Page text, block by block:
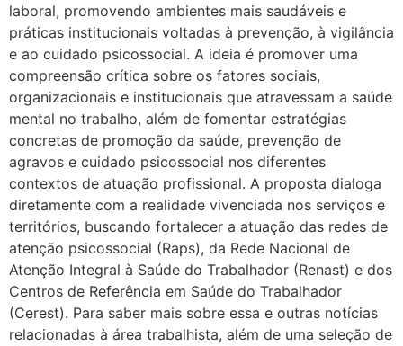
laboral, promovendo ambientes mais saudáveis e
práticas institucionais voltadas à prevenção, à vigilância
e ao cuidado psicossocial. A ideia é promover uma
compreensão crítica sobre os fatores sociais,
organizacionais e institucionais que atravessam a saúde
mental no trabalho, além de fomentar estratégias
concretas de promoção da saúde, prevenção de
agravos e cuidado psicossocial nos diferentes
contextos de atuação profissional. A proposta dialoga
diretamente com a realidade vivenciada nos serviços e
territórios, buscando fortalecer a atuação das redes de
atenção psicossocial (Raps), da Rede Nacional de
Atenção Integral à Saúde do Trabalhador (Renast) e dos
Centros de Referência em Saúde do Trabalhador
(Cerest). Para saber mais sobre essa e outras notícias
relacionadas à área trabalhista, além de uma seleção de